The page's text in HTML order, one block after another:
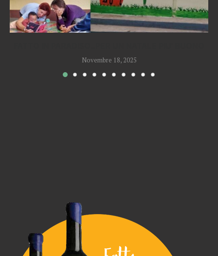
Novembre 18, 2025